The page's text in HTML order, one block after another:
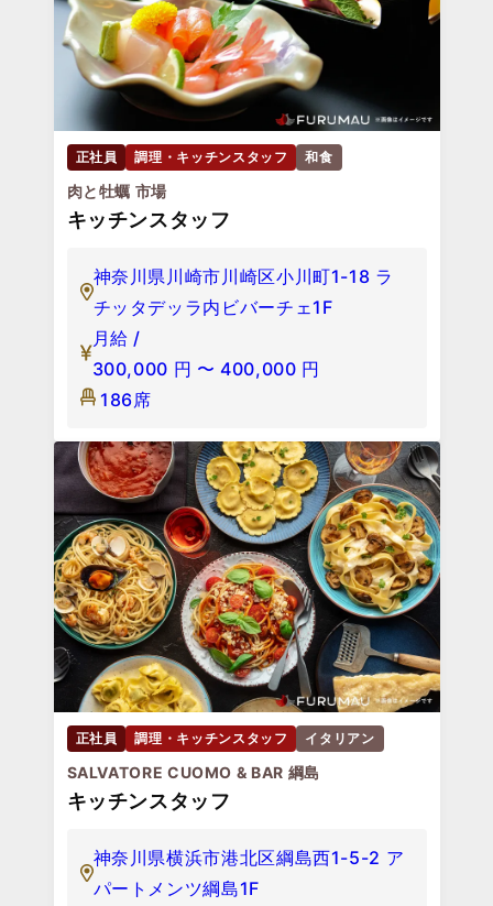
正社員 調理・キッチンスタッフ 和食
肉と牡蠣 市場
キッチンスタッフ
神奈川県川崎市川崎区小川町1-18 ラ
チッタデッラ内ビバーチェ1F
月給 /
300,000 円 〜 400,000 円
186席
正社員 調理・キッチンスタッフ イタリアン
SALVATORE CUOMO & BAR 綱島
キッチンスタッフ
神奈川県横浜市港北区綱島西1-5-2 ア
パートメンツ綱島1F